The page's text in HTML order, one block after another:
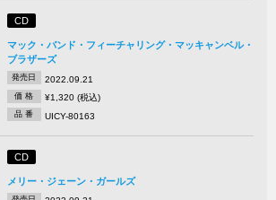
CD
マック・バンド・フィーチャリング・マッキャンベル・
ブラザーズ
発売日 2022.09.21
価 格 ¥1,320 (税込)
品 番 UICY-80163
CD
メリー・ジェーン・ガールズ